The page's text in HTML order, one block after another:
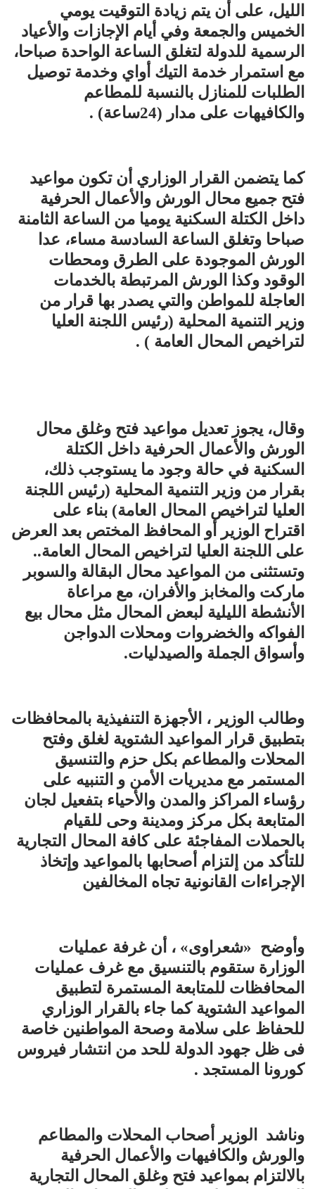
الليل، على أن يتم زيادة التوقيت يومي
الخميس والجمعة وفي أيام الإجازات والأعياد
الرسمية للدولة لتغلق الساعة الواحدة صباحا،
مع استمرار خدمة التيك أواي وخدمة توصيل
الطلبات للمنازل بالنسبة للمطاعم
والكافيهات على مدار (24ساعة) .
كما يتضمن القرار الوزاري أن تكون مواعيد
فتح جميع محال الورش والأعمال الحرفية
داخل الكتلة السكنية يوميا من الساعة الثامنة
صباحا وتغلق الساعة السادسة مساء، عدا
الورش الموجودة على الطرق ومحطات
الوقود وكذا الورش المرتبطة بالخدمات
العاجلة للمواطن والتي يصدر بها قرار من
وزير التنمية المحلية (رئيس اللجنة العليا
لتراخيص المحال العامة ) .
وقال، يجوز تعديل مواعيد فتح وغلق محال
الورش والأعمال الحرفية داخل الكتلة
السكنية في حالة وجود ما يستوجب ذلك،
بقرار من وزير التنمية المحلية (رئيس اللجنة
العليا لتراخيص المحال العامة) بناء على
اقتراح الوزير أو المحافظ المختص بعد العرض
على اللجنة العليا لتراخيص المحال العامة..
وتستثنى من المواعيد محال البقالة والسوبر
ماركت والمخابز والأفران، مع مراعاة
الأنشطة الليلية لبعض المحال مثل محال بيع
الفواكه والخضروات ومحلات الدواجن
وأسواق الجملة والصيدليات.
وطالب الوزير ، الأجهزة التنفيذية بالمحافظات
بتطبيق قرار المواعيد الشتوية لغلق وفتح
المحلات والمطاعم بكل حزم والتنسيق
المستمر مع مديريات الأمن و التنبيه على
رؤساء المراكز والمدن والأحياء بتفعيل لجان
المتابعة بكل مركز ومدينة وحى للقيام
بالحملات المفاجئة على كافة المحال التجارية
للتأكد من إلتزام أصحابها بالمواعيد وإتخاذ
الإجراءات القانونية تجاه المخالفين
وأوضح «شعراوى» ، أن غرفة عمليات
الوزارة ستقوم بالتنسيق مع غرف عمليات
المحافظات للمتابعة المستمرة لتطبيق
المواعيد الشتوية كما جاء بالقرار الوزاري
للحفاظ على سلامة وصحة المواطنين خاصة
فى ظل جهود الدولة للحد من انتشار فيروس
كورونا المستجد .
وناشد الوزير أصحاب المحلات والمطاعم
والورش والكافيهات والأعمال الحرفية
بالالتزام بمواعيد فتح وغلق المحال التجارية